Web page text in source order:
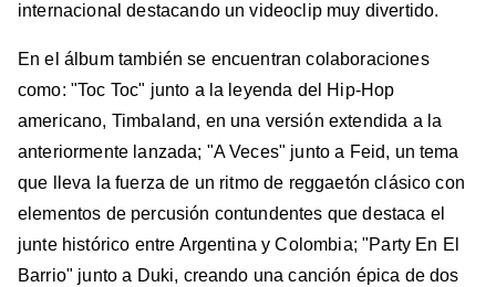
internacional destacando un videoclip muy divertido.
En el álbum también se encuentran colaboraciones
como: "Toc Toc" junto a la leyenda del Hip-Hop
americano, Timbaland, en una versión extendida a la
anteriormente lanzada; "A Veces" junto a Feid, un tema
que lleva la fuerza de un ritmo de reggaetón clásico con
elementos de percusión contundentes que destaca el
junte histórico entre Argentina y Colombia; "Party En El
Barrio" junto a Duki, creando una canción épica de dos